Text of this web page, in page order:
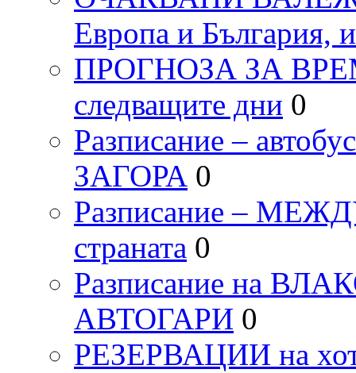
Европа и България,
ПРОГНОЗА ЗА
следващите дни 0
Разписание –
ЗАГОРА 0
Разписание –
страната 0
Разписание на
АВТОГАРИ 0
РЕЗЕРВАЦИИ на